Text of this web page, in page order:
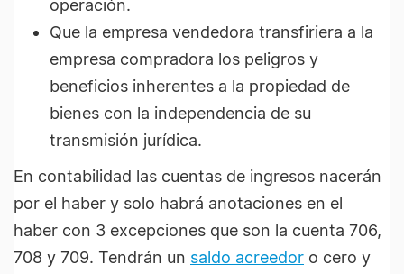
operación.
Que la empresa vendedora transfiriera a la
empresa compradora los peligros y
beneficios inherentes a la propiedad de
bienes con la independencia de su
transmisión jurídica.
En contabilidad las cuentas de ingresos nacerán
por el haber y solo habrá anotaciones en el
haber con 3 excepciones que son la cuenta 706,
708 y 709. Tendrán un saldo acreedor o cero y